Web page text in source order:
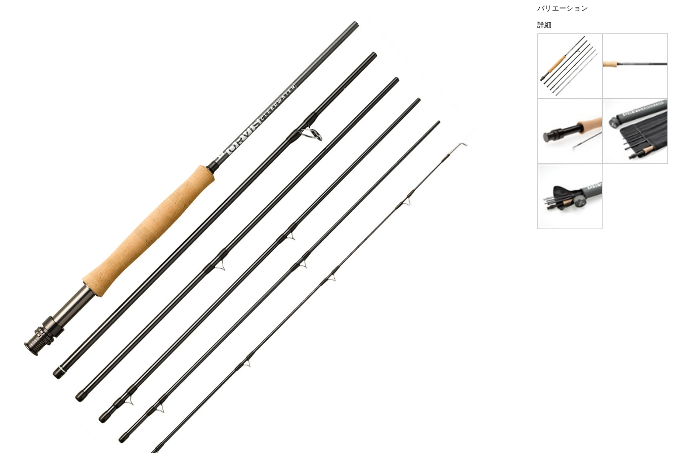
バリエーション
詳細